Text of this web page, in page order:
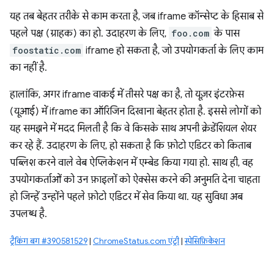
यह तब बेहतर तरीके से काम करता है, जब iframe कॉन्सेप्ट के हिसाब से
पहले पक्ष (ग्राहक) का हो. उदाहरण के लिए, foo.com के पास
foostatic.com iframe हो सकता है, जो उपयोगकर्ता के लिए काम
का नहीं है.
हालांकि, अगर iframe वाकई में तीसरे पक्ष का है, तो यूज़र इंटरफ़ेस
(यूआई) में iframe का ऑरिजिन दिखाना बेहतर होता है. इससे लोगों को
यह समझने में मदद मिलती है कि वे किसके साथ अपनी क्रेडेंशियल शेयर
कर रहे हैं. उदाहरण के लिए, हो सकता है कि फ़ोटो एडिटर को किताब
पब्लिश करने वाले वेब ऐप्लिकेशन में एम्बेड किया गया हो. साथ ही, वह
उपयोगकर्ताओं को उन फ़ाइलों को ऐक्सेस करने की अनुमति देना चाहता
हो जिन्हें उन्होंने पहले फ़ोटो एडिटर में सेव किया था. यह सुविधा अब
उपलब्ध है.
ट्रैकिंग बग #390581529| ChromeStatus.com एंट्री|स्पेसिफ़िकेशन